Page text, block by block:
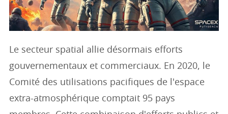
Le secteur spatial allie désormais efforts
gouvernementaux et commerciaux. En 2020, le
Comité des utilisations pacifiques de l'espace
extra-atmosphérique comptait 95 pays